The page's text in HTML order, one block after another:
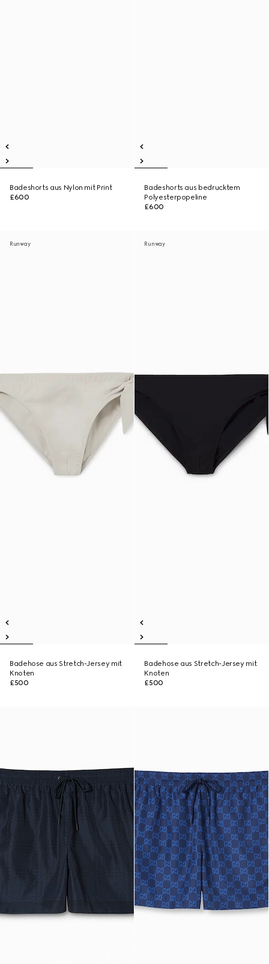
Badeshorts aus Nylon mit Print
£600
Badeshorts aus bedrucktem
Polyesterpopeline
£600
Runway
Badehose aus Stretch-Jersey mit
Knoten
£500
Runway
Badehose aus Stretch-Jersey mit
Knoten
£500